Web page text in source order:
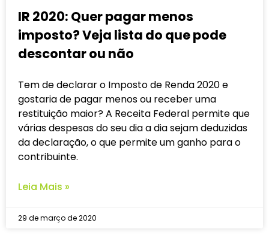
IR 2020: Quer pagar menos
imposto? Veja lista do que pode
descontar ou não
Tem de declarar o Imposto de Renda 2020 e
gostaria de pagar menos ou receber uma
restituição maior? A Receita Federal permite que
várias despesas do seu dia a dia sejam deduzidas
da declaração, o que permite um ganho para o
contribuinte.
Leia Mais »
29 de março de 2020